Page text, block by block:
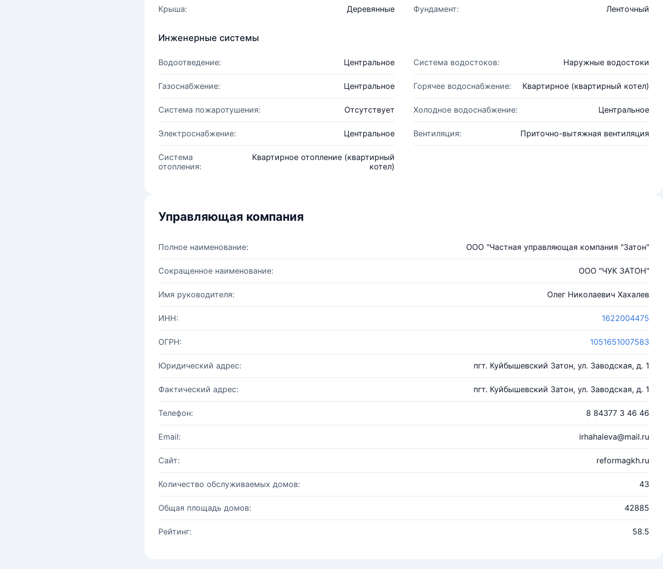
Крыша: Деревянные Фундамент: Ленточный
Инженерные системы
Водоотведение: Центральное Система водостоков: Наружные водостоки
Газоснабжение: Центральное Горячее водоснабжение: Квартирное (квартирный котел)
Система пожаротушения: Отсутствует Холодное водоснабжение: Центральное
Электроснабжение: Центральное Вентиляция: Приточно-вытяжная вентиляция
Система
отопления:
Квартирное отопление (квартирный
котел)
Управляющая компания
Полное наименование: ООО "Частная управляющая компания "Затон"
Сокращенное наименование: ООО "ЧУК ЗАТОН"
Имя руководителя: Олег Николаевич Хахалев
ИНН: 1622004475
ОГРН: 1051651007583
Юридический адрес: пгт. Куйбышевский Затон, ул. Заводская, д. 1
Фактический адрес: пгт. Куйбышевский Затон, ул. Заводская, д. 1
Телефон: 8 84377 3 46 46
Email: irhahaleva@mail.ru
Сайт: reformagkh.ru
Количество обслуживаемых домов: 43
Общая площадь домов: 42885
Рейтинг: 58.5